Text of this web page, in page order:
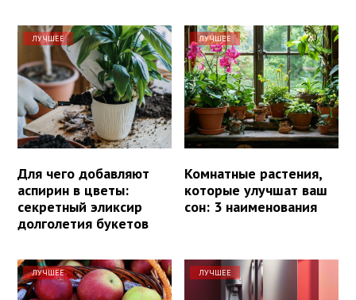
ЛУЧШЕЕ
Для чего добавляют
аспирин в цветы:
секретный эликсир
долголетия букетов
ЛУЧШЕЕ
Комнатные растения,
которые улучшат ваш
сон: 3 наименования
ЛУЧШЕЕ ЛУЧШЕЕ